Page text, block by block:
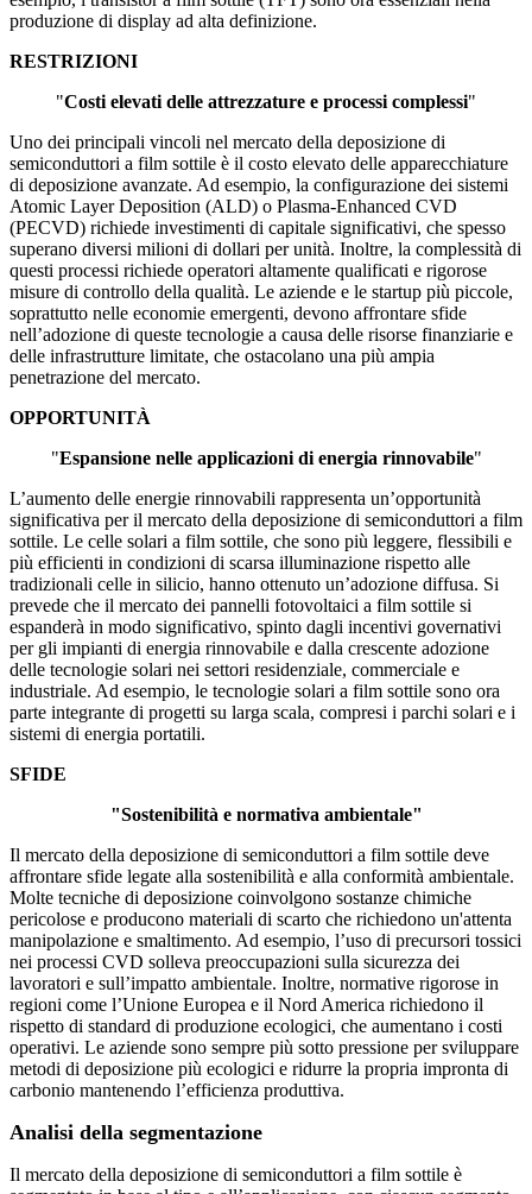
produzione di display ad alta definizione.
RESTRIZIONI
"Costi elevati delle attrezzature e processi complessi"
Uno dei principali vincoli nel mercato della deposizione di
semiconduttori a film sottile è il costo elevato delle apparecchiature
di deposizione avanzate. Ad esempio, la configurazione dei sistemi
Atomic Layer Deposition (ALD) o Plasma-Enhanced CVD
(PECVD) richiede investimenti di capitale significativi, che spesso
superano diversi milioni di dollari per unità. Inoltre, la complessità di
questi processi richiede operatori altamente qualificati e rigorose
misure di controllo della qualità. Le aziende e le startup più piccole,
soprattutto nelle economie emergenti, devono affrontare sfide
nell’adozione di queste tecnologie a causa delle risorse finanziarie e
delle infrastrutture limitate, che ostacolano una più ampia
penetrazione del mercato.
OPPORTUNITÀ
"Espansione nelle applicazioni di energia rinnovabile"
L’aumento delle energie rinnovabili rappresenta un’opportunità
significativa per il mercato della deposizione di semiconduttori a film
sottile. Le celle solari a film sottile, che sono più leggere, flessibili e
più efficienti in condizioni di scarsa illuminazione rispetto alle
tradizionali celle in silicio, hanno ottenuto un’adozione diffusa. Si
prevede che il mercato dei pannelli fotovoltaici a film sottile si
espanderà in modo significativo, spinto dagli incentivi governativi
per gli impianti di energia rinnovabile e dalla crescente adozione
delle tecnologie solari nei settori residenziale, commerciale e
industriale. Ad esempio, le tecnologie solari a film sottile sono ora
parte integrante di progetti su larga scala, compresi i parchi solari e i
sistemi di energia portatili.
SFIDE
"Sostenibilità e normativa ambientale"
Il mercato della deposizione di semiconduttori a film sottile deve
affrontare sfide legate alla sostenibilità e alla conformità ambientale.
Molte tecniche di deposizione coinvolgono sostanze chimiche
pericolose e producono materiali di scarto che richiedono un'attenta
manipolazione e smaltimento. Ad esempio, l’uso di precursori tossici
nei processi CVD solleva preoccupazioni sulla sicurezza dei
lavoratori e sull’impatto ambientale. Inoltre, normative rigorose in
regioni come l’Unione Europea e il Nord America richiedono il
rispetto di standard di produzione ecologici, che aumentano i costi
operativi. Le aziende sono sempre più sotto pressione per sviluppare
metodi di deposizione più ecologici e ridurre la propria impronta di
carbonio mantenendo l’efficienza produttiva.
Analisi della segmentazione
Il mercato della deposizione di semiconduttori a film sottile è